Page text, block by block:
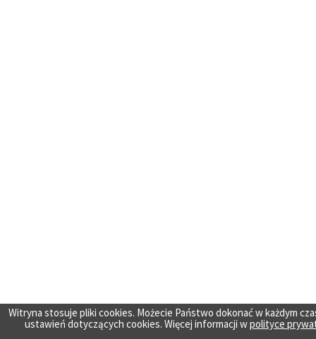
Witryna stosuje pliki cookies. Możecie Państwo dokonać w każdym
ustawień dotyczących cookies. Więcej informacji wpolityce